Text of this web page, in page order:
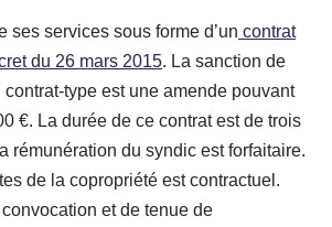
ses services sous forme d’un contrat
du 26 mars 2015. La sanction de
type est une amende pouvant
€. La durée de ce contrat est de trois
rémunération du syndic est forfaitaire.
de la copropriété est contractuel.
et de tenue de